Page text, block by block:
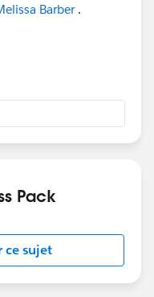
Barber​ .
Pack
ce sujet